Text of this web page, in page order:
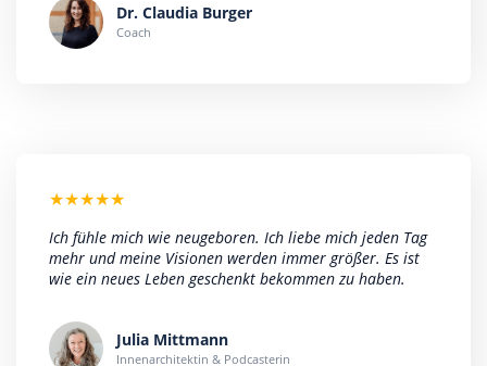
Dr. Claudia Burger
Coach
★★★★★
Ich fühle mich wie neugeboren. Ich liebe mich jeden Tag
mehr und meine Visionen werden immer größer. Es ist
wie ein neues Leben geschenkt bekommen zu haben.
Julia Mittmann
Innenarchitektin & Podcasterin